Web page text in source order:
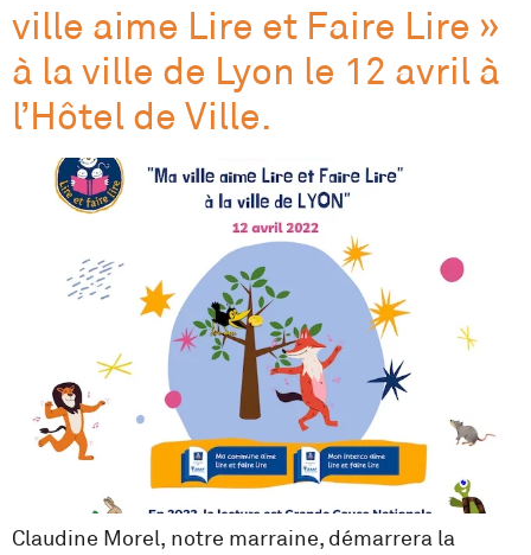
ville aime Lire et Faire Lire »
à la ville de Lyon le 12 avril à
l’Hôtel de Ville.
Claudine Morel, notre marraine, démarrera la